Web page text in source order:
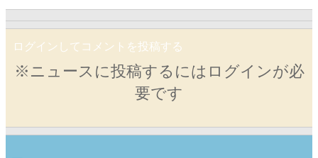
ログインしてコメントを投稿する
※ニュースに投稿するにはログインが必
要です